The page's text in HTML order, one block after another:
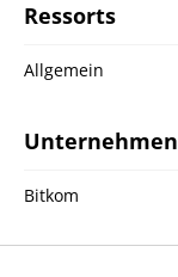
Ressorts
Allgemein
Unternehmen
Bitkom